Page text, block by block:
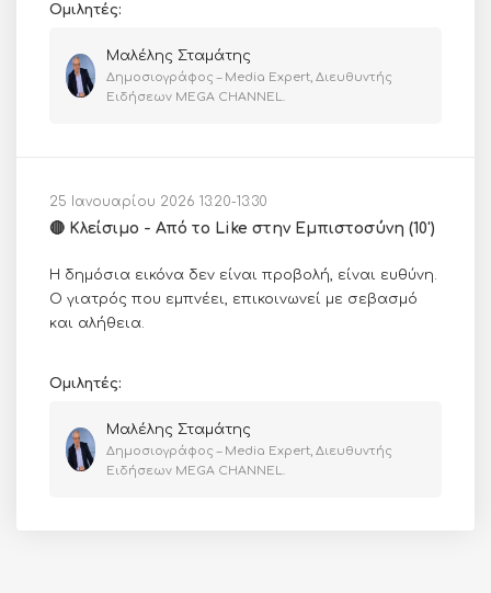
Ομιλητές:
Μαλέλης Σταμάτης
Δημοσιογράφος – Media Expert, Διευθυντής
Ειδήσεων MEGA CHANNEL.
25 Ιανουαρίου 2026 13:20-13:30
🔴 Κλείσιμο - Από το Like στην Εμπιστοσύνη (10')
Η δημόσια εικόνα δεν είναι προβολή, είναι ευθύνη.
Ο γιατρός που εμπνέει, επικοινωνεί με σεβασμό
και αλήθεια.
Ομιλητές:
Μαλέλης Σταμάτης
Δημοσιογράφος – Media Expert, Διευθυντής
Ειδήσεων MEGA CHANNEL.